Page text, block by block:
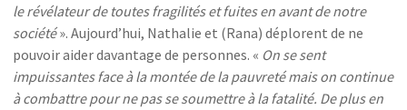
le révélateur de toutes fragilités et fuites en avant de notre
société». Aujourd’hui, Nathalie et (Rana) déplorent de ne
pouvoir aider davantage de personnes. « On se sent
impuissantes face à la montée de la pauvreté mais on continue
à combattre pour ne pas se soumettre à la fatalité. De plus en